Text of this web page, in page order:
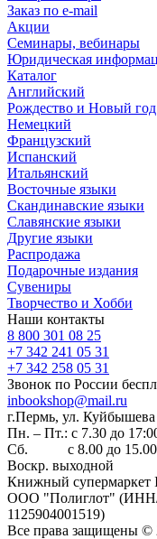
Заказ по e-mail
Акции
Семинары, вебинары
Юридическая
Каталог
Английский
Рождество и Новый год
Немецкий
Французский
Испанский
Итальянский
Восточные языки
Скандинавские языки
Славянские языки
Другие языки
Распродажа
Подарочные издания
Сувениры
Творчество и Хобби
Наши контакты
8 800 301 08 25
+7 342 241 05 31
+7 342 258 05 31
Звонок по России
inbookshop@mail.ru
г.Пермь, ул.
Пн. – Пт.: с 7.30 до
Сб. с 8.00 до 15.00
Воскр. выходной
Книжный супермаркет
ООО "Полиглот" (ИНН/
1125904001519)
Все права защищены ©